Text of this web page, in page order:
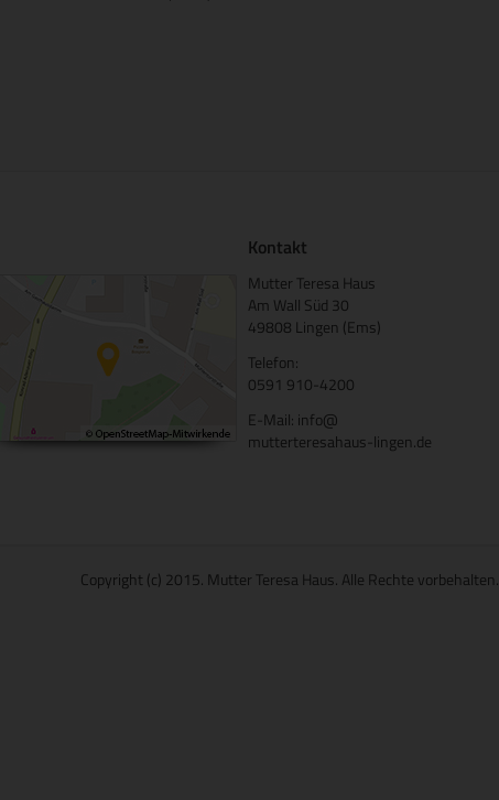
Kontakt
Mutter Teresa Haus
Am Wall Süd 30
49808 Lingen (Ems)
Telefon:
0591 910-4200
E-Mail: info@
mutterteresahaus-lingen.de
Copyright (c) 2015. Mutter Teresa Haus. Alle Rechte vorbehalten.